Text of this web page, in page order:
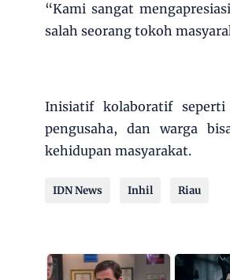
“Kami sangat
salah seorang tokoh
Inisiatif kolaboratif
pengusaha, dan warga
kehidupan masyarakat.
IDN News Inhil Riau